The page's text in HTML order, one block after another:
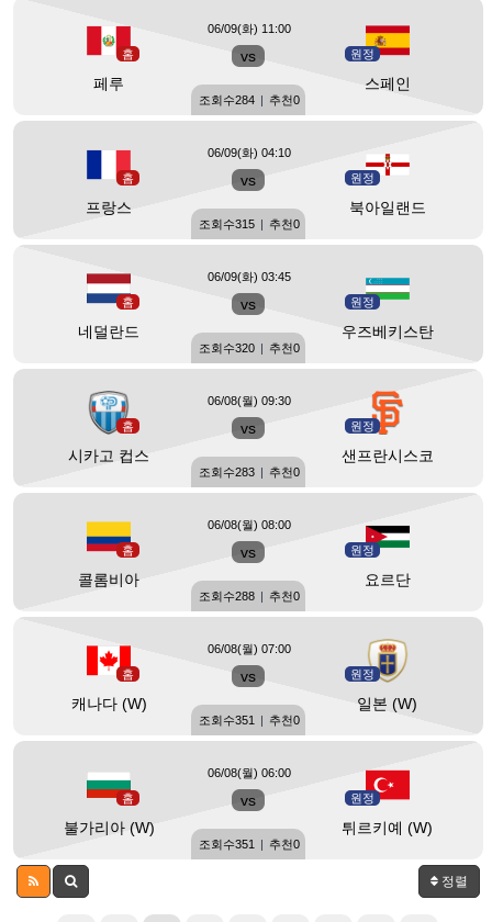
홈
페루
vs 원정
스페인
06/09(화) 11:00
조회수284 | 추천0
홈
프랑스
vs 원정
북아일랜드
06/09(화) 04:10
조회수315 | 추천0
홈
네덜란드
vs 원정
우즈베키스탄
06/09(화) 03:45
조회수320 | 추천0
홈
시카고 컵스
vs 원정
샌프란시스코
06/08(월) 09:30
조회수283 | 추천0
홈
콜롬비아
vs 원정
요르단
06/08(월) 08:00
조회수288 | 추천0
홈
캐나다 (W)
vs 원정
일본 (W)
06/08(월) 07:00
조회수351 | 추천0
홈
불가리아 (W)
vs 원정
튀르키예 (W)
06/08(월) 06:00
조회수351 | 추천0
정렬